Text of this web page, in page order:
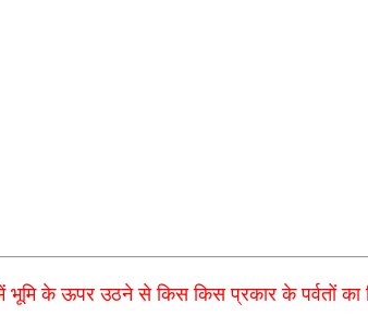
के ऊपर उठने से किस किस प्रकार के पर्वतों का